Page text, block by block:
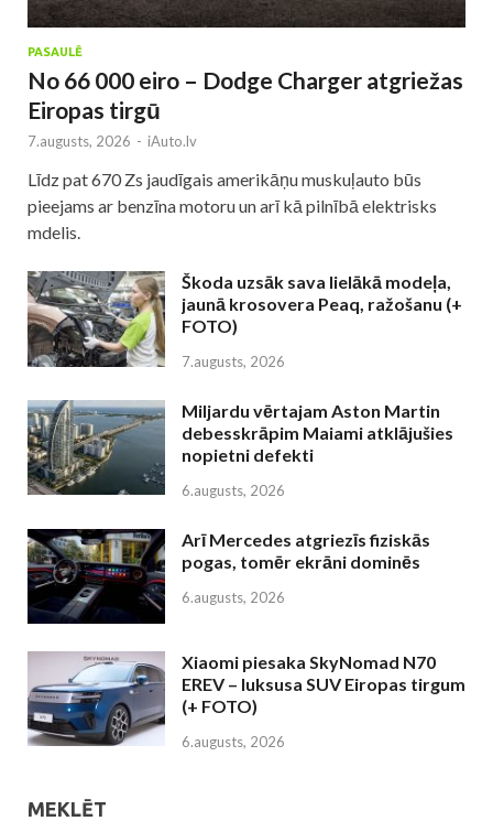
PASAULĒ
No 66 000 eiro – Dodge Charger atgriežas
Eiropas tirgū
7.augusts, 2026 - iAuto.lv
Līdz pat 670 Zs jaudīgais amerikāņu muskuļauto būs
pieejams ar benzīna motoru un arī kā pilnībā elektrisks
mdelis.
Škoda uzsāk sava lielākā modeļa,
jaunā krosovera Peaq, ražošanu (+
FOTO)
7.augusts, 2026
Miljardu vērtajam Aston Martin
debesskrāpim Maiami atklājušies
nopietni defekti
6.augusts, 2026
Arī Mercedes atgriezīs fiziskās
pogas, tomēr ekrāni dominēs
6.augusts, 2026
Xiaomi piesaka SkyNomad N70
EREV – luksusa SUV Eiropas tirgum
(+ FOTO)
6.augusts, 2026
MEKLĒT